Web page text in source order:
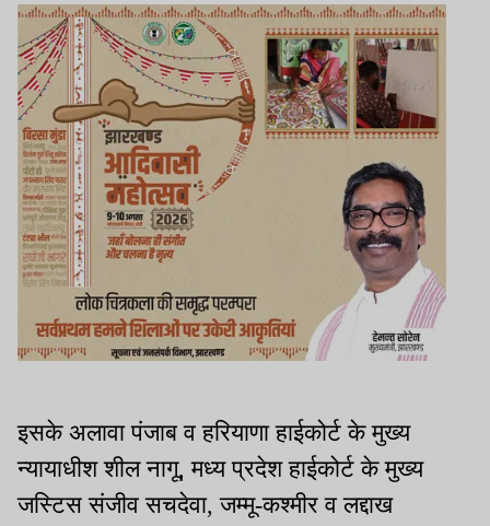
इसके अलावा पंजाब व हरियाणा हाईकोर्ट के मुख्य
न्यायाधीश शील नागू, मध्य प्रदेश हाईकोर्ट के मुख्य
जस्टिस संजीव सचदेवा, जम्मू-कश्मीर व लद्दाख